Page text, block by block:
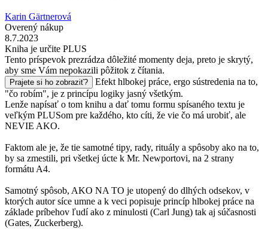
Karin Gärtnerová
Overený nákup
8.7.2023
Kniha je určite PLUS
Tento príspevok prezrádza dôležité momenty deja, preto je skrytý,
aby sme Vám nepokazili pôžitok z čítania.
Prajete si ho zobraziť?
Efekt hlbokej práce, ergo sústredenia na to,
"čo robím", je z princípu logiky jasný všetkým.
Lenže napísať o tom knihu a dať tomu formu spísaného textu je
veľkým PLUSom pre každého, kto cíti, že vie čo má urobiť, ale
NEVIE AKO.
Faktom ale je, že tie samotné tipy, rady, rituály a spôsoby ako na to,
by sa zmestili, pri všetkej úcte k Mr. Newportovi, na 2 strany
formátu A4.
Samotný spôsob, AKO NA TO je utopený do dlhých odsekov, v
ktorých autor síce umne a k veci popisuje princíp hlbokej práce na
základe príbehov ľudí ako z minulosti (Carl Jung) tak aj súčasnosti
(Gates, Zuckerberg).